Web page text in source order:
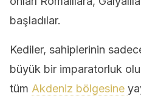
başladılar.
Kediler, sahiplerinin
büyük bir imparatorluk
tüm Akdeniz bölgesine